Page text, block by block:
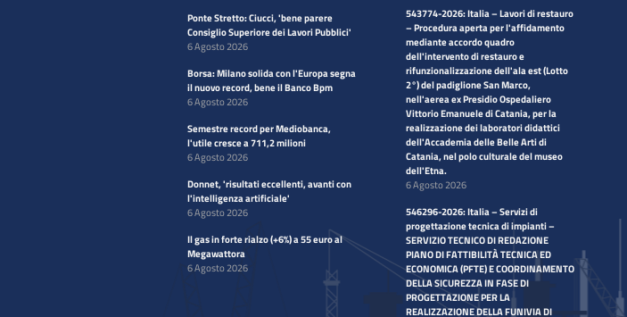
Ponte Stretto: Ciucci, 'bene parere
Consiglio Superiore dei Lavori Pubblici'
6 Agosto 2026
Borsa: Milano solida con l'Europa segna
il nuovo record, bene il Banco Bpm
6 Agosto 2026
Semestre record per Mediobanca,
l'utile cresce a 711,2 milioni
6 Agosto 2026
Donnet, 'risultati eccellenti, avanti con
l'intelligenza artificiale'
6 Agosto 2026
Il gas in forte rialzo (+6%) a 55 euro al
Megawattora
6 Agosto 2026
543774-2026: Italia – Lavori di restauro
– Procedura aperta per l'affidamento
mediante accordo quadro
dell'intervento di restauro e
rifunzionalizzazione dell'ala est (Lotto
2°) del padiglione San Marco,
nell'aerea ex Presidio Ospedaliero
Vittorio Emanuele di Catania, per la
realizzazione dei laboratori didattici
dell'Accademia delle Belle Arti di
Catania, nel polo culturale del museo
dell'Etna.
6 Agosto 2026
546296-2026: Italia – Servizi di
progettazione tecnica di impianti –
SERVIZIO TECNICO DI REDAZIONE
PIANO DI FATTIBILITÀ TECNICA ED
ECONOMICA (PFTE) E COORDINAMENTO
DELLA SICUREZZA IN FASE DI
PROGETTAZIONE PER LA
REALIZZAZIONE DELLA FUNIVIA DI